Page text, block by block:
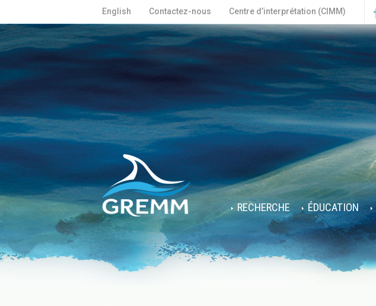
English Contactez-nous Centre d’interprétation (CIMM)
RECHERCHE ÉDUCATION